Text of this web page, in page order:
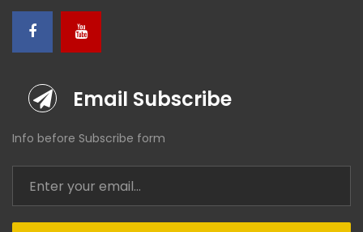
Email Subscribe
Info before Subscribe form